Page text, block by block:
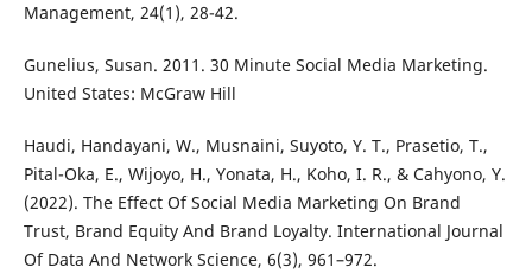
Management, 24(1), 28-42.
Gunelius, Susan. 2011. 30 Minute Social Media Marketing.
United States: McGraw Hill
Haudi, Handayani, W., Musnaini, Suyoto, Y. T., Prasetio, T.,
Pital-Oka, E., Wijoyo, H., Yonata, H., Koho, I. R., & Cahyono, Y.
(2022). The Effect Of Social Media Marketing On Brand
Trust, Brand Equity And Brand Loyalty. International Journal
Of Data And Network Science, 6(3), 961–972.